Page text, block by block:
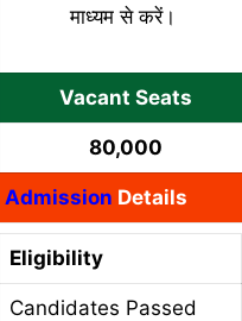
माध्यम से करें।
Vacant Seats
80,000
Admission Details
Eligibility
Candidates Passed